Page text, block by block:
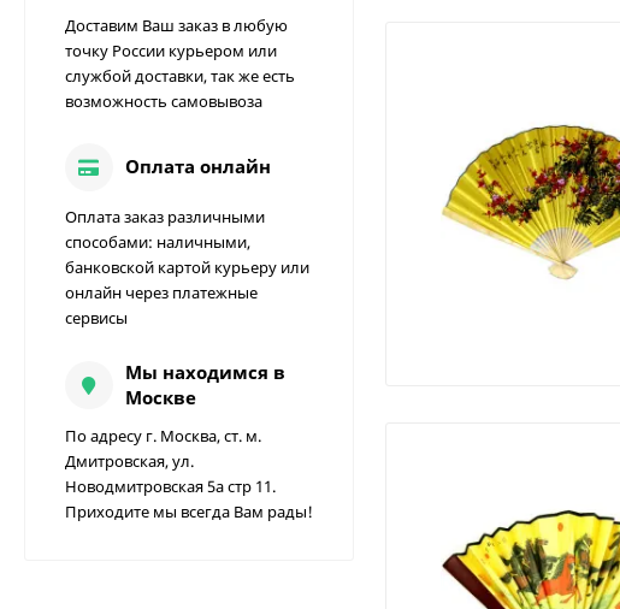
Доставим Ваш заказ в любую
точку России курьером или
службой доставки, так же есть
возможность самовывоза
Оплата онлайн
Оплата заказ различными
способами: наличными,
банковской картой курьеру или
онлайн через платежные
сервисы
Мы находимся в
Москве
По адресу г. Москва, ст. м.
Дмитровская, ул.
Новодмитровская 5а стр 11.
Приходите мы всегда Вам рады!